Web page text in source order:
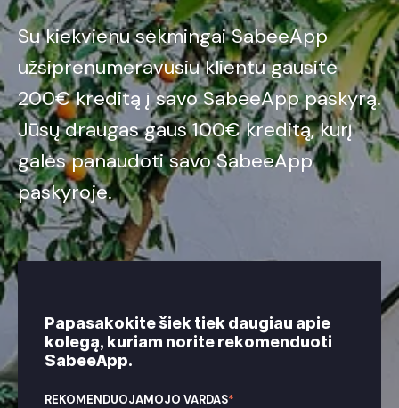
Su kiekvienu sėkmingai SabeeApp
užsiprenumeravusiu klientu gausite
200€ kreditą į savo SabeeApp paskyrą.
Jūsų draugas gaus 100€ kreditą, kurį
galės panaudoti savo SabeeApp
paskyroje.
Papasakokite šiek tiek daugiau apie
kolegą, kuriam norite rekomenduoti
SabeeApp.
REKOMENDUOJAMOJO VARDAS*